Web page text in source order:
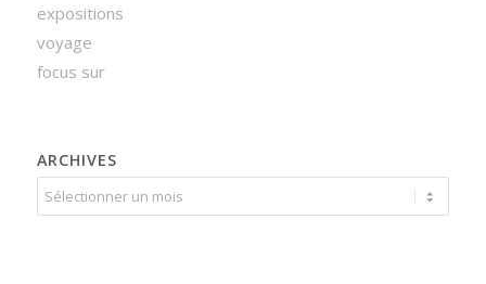
expositions
voyage
focus sur
ARCHIVES